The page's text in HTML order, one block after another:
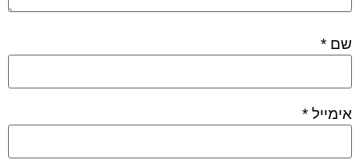
שם *
אימייל *